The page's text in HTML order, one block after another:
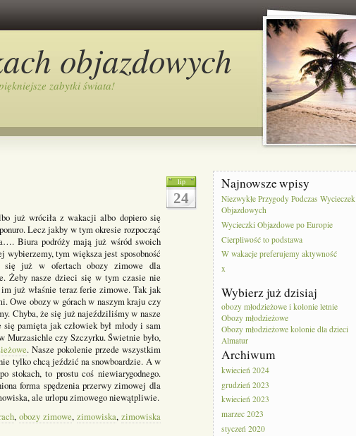
objazdowych
zabytki świata!
lip
24
już wróciła z wakacji albo dopiero się
Lecz jakby w tym okresie rozpocząć
Biura podróży mają już wśród swoich
tym większa jest sposobność
się już w ofertach obozy zimowe dla
Żeby nasze dzieci się w tym czasie nie
już właśnie teraz ferie zimowe. Tak jak
Owe obozy w górach w naszym kraju czy
Chyba, że się już najeździliśmy w nasze
pamięta jak człowiek był młody i sam
Murzasichle czy Szczyrku. Świetnie było,
. Nasze pokolenie przede wszystkim
tylko chcą jeździć na snowboardzie. A w
stokach, to prostu coś niewiarygodnego.
forma spędzenia przerwy zimowej dla
ale urlopu zimowego niewątpliwie.
,obozy zimowe,zimowiska, zimowiska
Najnowsze wpisy
Niezwykłe Przygody Podczas Wycieczek
Objazdowych
Wycieczki Objazdowe po Europie
Cierpliwość to podstawa
W wakacje preferujemy aktywność
x
Wybierz już dzisiaj
obozy młodzieżowe i kolonie letnie
Obozy młodzieżowe
Obozy młodzieżowe kolonie dla dzieci
Almatur
Archiwum
kwiecień 2024
grudzień 2023
kwiecień 2023
marzec 2023
styczeń 2020